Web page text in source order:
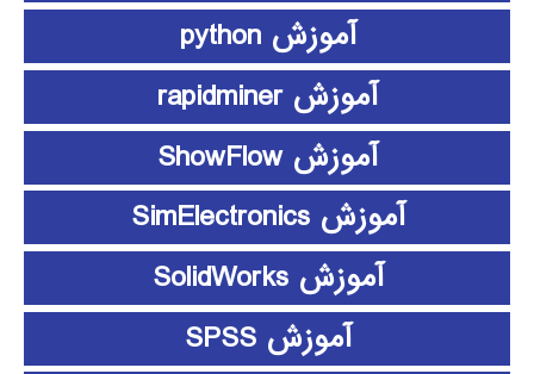
آموزش python
آموزش rapidminer
آموزش ShowFlow
آموزش SimElectronics
آموزش SolidWorks
آموزش SPSS